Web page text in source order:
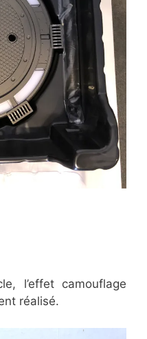
l’effet camouflage
réalisé.